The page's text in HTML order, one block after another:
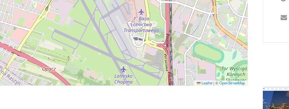
Leaflet |©OpenStreetMap